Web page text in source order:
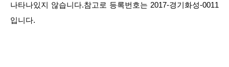
나타나있지 않습니다.참고로 등록번호는 2017-경기화성-0011
입니다.